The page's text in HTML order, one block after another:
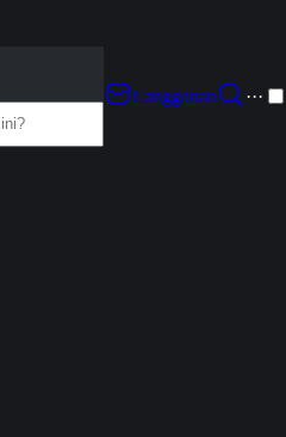
Langganan
···